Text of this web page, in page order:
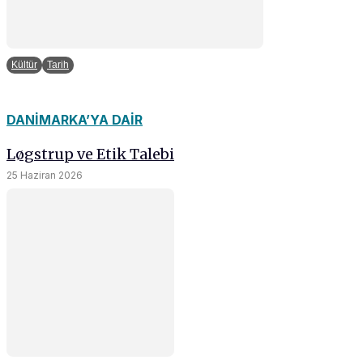
Kültür Tarih
DANIMARKA’YA DAIR
Løgstrup ve Etik Talebi
25 Haziran 2026